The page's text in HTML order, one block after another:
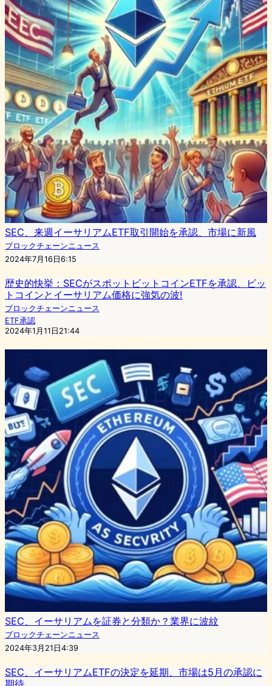
SEC、来週イーサリアムETF取引開始を承認、市場に新風
ブロックチェーンニュース
2024年7月16日6:15
歴史的快挙：SECがスポットビットコインETFを承認、ビッ
トコインとイーサリアム価格に強気の波!
ブロックチェーンニュース
ETF承認
2024年1月11日21:44
SEC、イーサリアムを証券と分類か？業界に波紋
ブロックチェーンニュース
2024年3月21日4:39
SEC、イーサリアムETFの決定を延期、市場は5月の承認に
期待